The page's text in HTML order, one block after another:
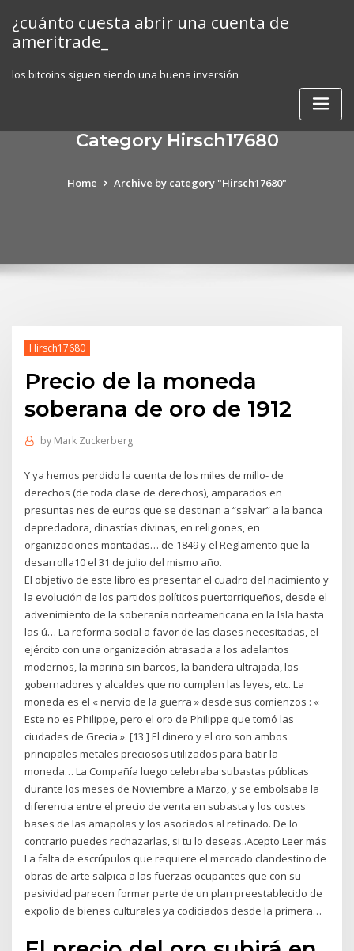
content
¿cuánto cuesta abrir una cuenta de
ameritrade_
los bitcoins siguen siendo una buena inversión
Category Hirsch17680
Home Archive by category "Hirsch17680"
Hirsch17680
Precio de la moneda
soberana de oro de 1912
by Mark Zuckerberg
Y ya hemos perdido la cuenta de los miles de millo- de
derechos (de toda clase de derechos), amparados en
presuntas nes de euros que se destinan a “salvar” a la banca
depredadora, dinastías divinas, en religiones, en
organizaciones montadas… de 1849 y el Reglamento que la
desarrolla10 el 31 de julio del mismo año.
El objetivo de este libro es presentar el cuadro del nacimiento y
la evolución de los partidos políticos puertorriqueños, desde el
advenimiento de la soberanía norteamericana en la Isla hasta
las ú… La reforma social a favor de las clases necesitadas, el
ejército con una organización atrasada a los adelantos
modernos, la marina sin barcos, la bandera ultrajada, los
gobernadores y alcaldes que no cumplen las leyes, etc. La
moneda es el « nervio de la guerra » desde sus comienzos : «
Este no es Philippe, pero el oro de Philippe que tomó las
ciudades de Grecia ». [13 ] El dinero y el oro son ambos
principales metales preciosos utilizados para batir la
moneda… La Compañía luego celebraba subastas públicas
durante los meses de Noviembre a Marzo, y se embolsaba la
diferencia entre el precio de venta en subasta y los costes
bases de las amapolas y los asociados al refinado. De lo
contrario puedes rechazarlas, si tu lo deseas..Acepto Leer más
La falta de escrúpulos que requiere el mercado clandestino de
obras de arte salpica a las fuerzas ocupantes que con su
pasividad parecen formar parte de un plan preestablecido de
expolio de bienes culturales ya codiciados desde la primera…